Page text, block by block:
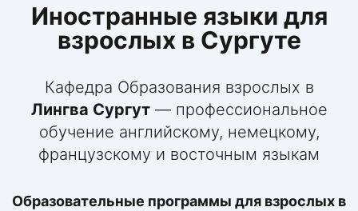
Иностранные языки для
взрослых в Сургуте
Кафедра Образования взрослых в
Лингва Сургут— профессиональное
обучение английскому, немецкому,
французскому и восточным языкам
Образовательные программы для взрослых в